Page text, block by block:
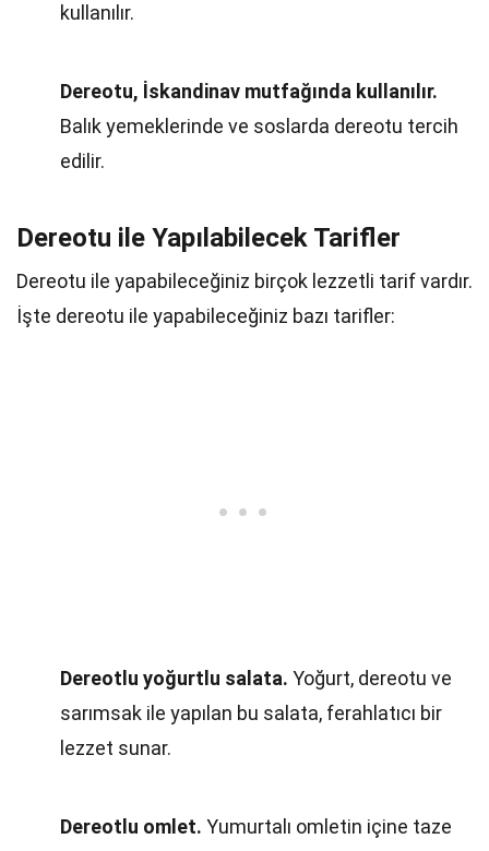
kullanılır.
Dereotu, İskandinav mutfağında kullanılır.
Balık yemeklerinde ve soslarda dereotu tercih
edilir.
Dereotu ile Yapılabilecek Tarifler
Dereotu ile yapabileceğiniz birçok lezzetli tarif vardır.
İşte dereotu ile yapabileceğiniz bazı tarifler:
Dereotlu yoğurtlu salata. Yoğurt, dereotu ve
sarımsak ile yapılan bu salata, ferahlatıcı bir
lezzet sunar.
Dereotlu omlet. Yumurtalı omletin içine taze